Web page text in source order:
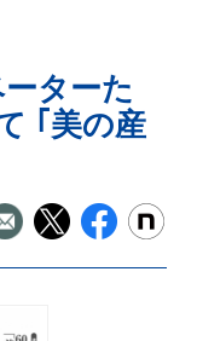
ターた
｢美の産